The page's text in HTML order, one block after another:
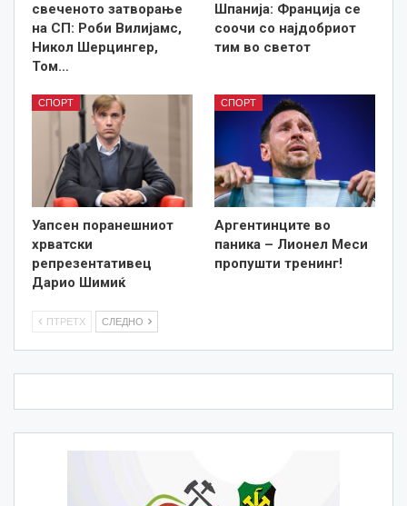
свеченото затворање
на СП: Роби Вилијамс,
Никол Шерцингер,
Том…
Шпанија: Франција се
соочи со најдобриот
тим во светот
СПОРТ
Уапсен поранешниот
хрватски
репрезентативец
Дарио Шимиќ
СПОРТ
Аргентинците во
паника – Лионел Меси
пропушти тренинг!
ПТРЕТХ СЛЕДНО